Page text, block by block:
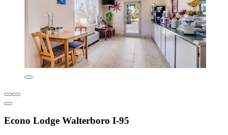
Econo Lodge Walterboro I-95